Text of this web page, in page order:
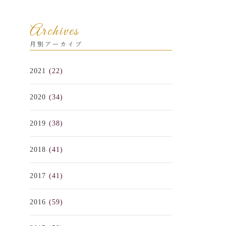
Archives
月別アーカイブ
2021 (22)
2020 (34)
2019 (38)
2018 (41)
2017 (41)
2016 (59)